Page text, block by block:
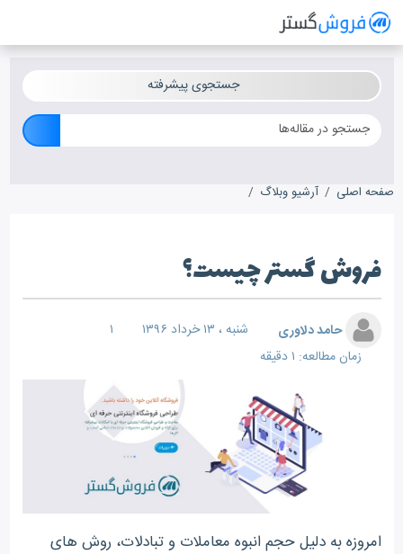
سیستم مدیریت فروش آنلاین
جستجوی پیشرفته
صفحه اصلی آرشیو وبلاگ
فروش گستر چیست؟
حامد دلاوری شنبه ، ۱۳ خرداد ۱۳۹۶
زمان مطالعه: ۱ دقیقه
امروزه به دلیل حجم انبوه معاملات و تبادلات، روش های